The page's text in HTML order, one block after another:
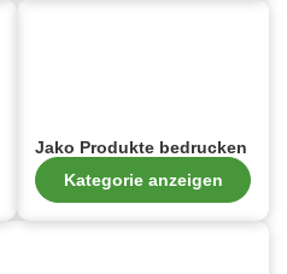
Jako Produkte bedrucken
Kategorie anzeigen